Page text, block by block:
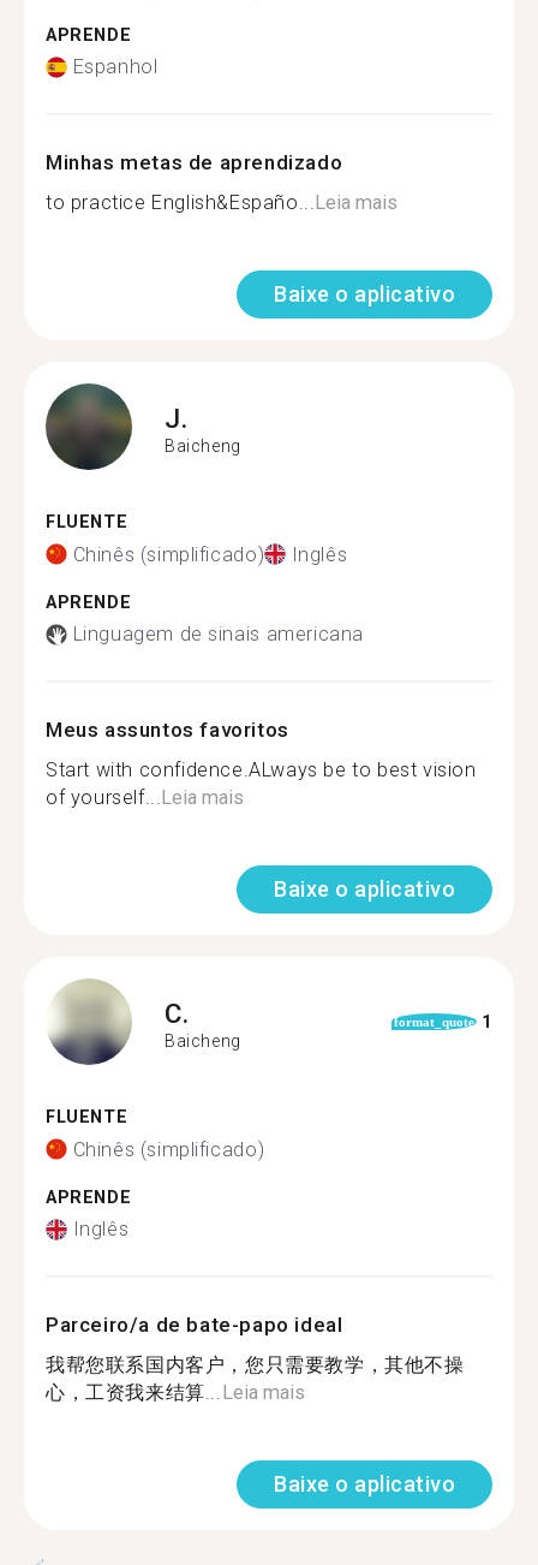
APRENDE
Espanhol
Minhas metas de aprendizado
to practice English&Españo...Leia mais
Baixe o aplicativo
J.
Baicheng
FLUENTE
Chinês (simplificado) Inglês
APRENDE
Linguagem de sinais americana
Meus assuntos favoritos
Start with confidence.ALways be to best vision
of yourself...Leia mais
Baixe o aplicativo
C.
Baicheng
format_quote 1
FLUENTE
Chinês (simplificado)
APRENDE
Inglês
Parceiro/a de bate-papo ideal
我帮您联系国内客户，您只需要教学，其他不操
心，工资我来结算...Leia mais
Baixe o aplicativo